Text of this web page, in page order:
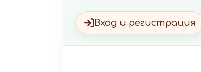
Вход и регистрация